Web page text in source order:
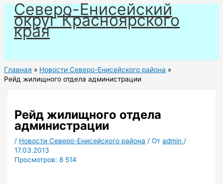
Перейти
содержимому
Северо-Енисейский
округ Красноярского
края
Главная
Новости Северо-Енисейского района
Рейд жилищного отдела администрации
Рейд жилищного отдела
администрации
/ Новости Северо-Енисейского района / Отadmin /
17.03.2013
Просмотров: 8 514